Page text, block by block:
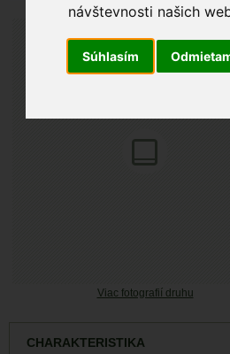
návštevnosti našich
Súhlasím
Viac fotografií druhu
CHARAKTERISTIKA